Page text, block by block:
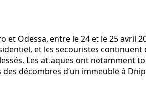
et Odessa, entre le 24 et le 25 avril
et les secouristes continuent
Les attaques ont notamment
décombres d’un immeuble à